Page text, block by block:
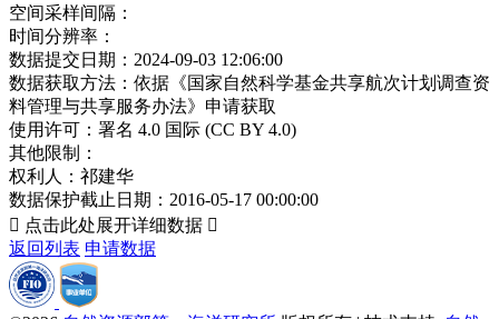
空间采样间隔：
时间分辨率：
数据提交日期： 2024-09-03 12:06:00
数据获取方法： 依据《国家自然科学基金共享航次计划调查资
料管理与共享服务办法》申请获取
使用许可： 署名 4.0 国际 (CC BY 4.0)
其他限制：
权利人： 祁建华
数据保护截止日期： 2016-05-17 00:00:00
 点击此处展开详细数据 
返回列表 申请数据